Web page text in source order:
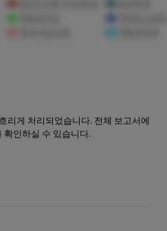
리게 처리되었습니다. 전체 보고서에
확인하실 수 있습니다.